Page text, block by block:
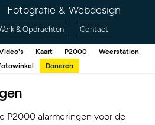
Fotografie & Webdesign
& Opdrachten Contact
Kaart P2000
Weerstation
Doneren
P2000 alarmeringen voor de